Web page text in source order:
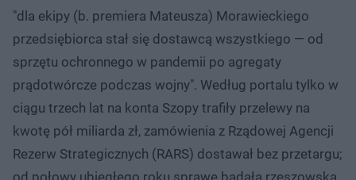
"dla ekipy (b. premiera Mateusza) Morawieckiego
przedsiębiorca stał się dostawcą wszystkiego — od
sprzętu ochronnego w pandemii po agregaty
prądotwórcze podczas wojny". Według portalu tylko w
ciągu trzech lat na konta Szopy trafiły przelewy na
kwotę pół miliarda zł, zamówienia z Rządowej Agencji
Rezerw Strategicznych (RARS) dostawał bez przetargu;
od połowy ubiegłego roku sprawę badała rzeszowska